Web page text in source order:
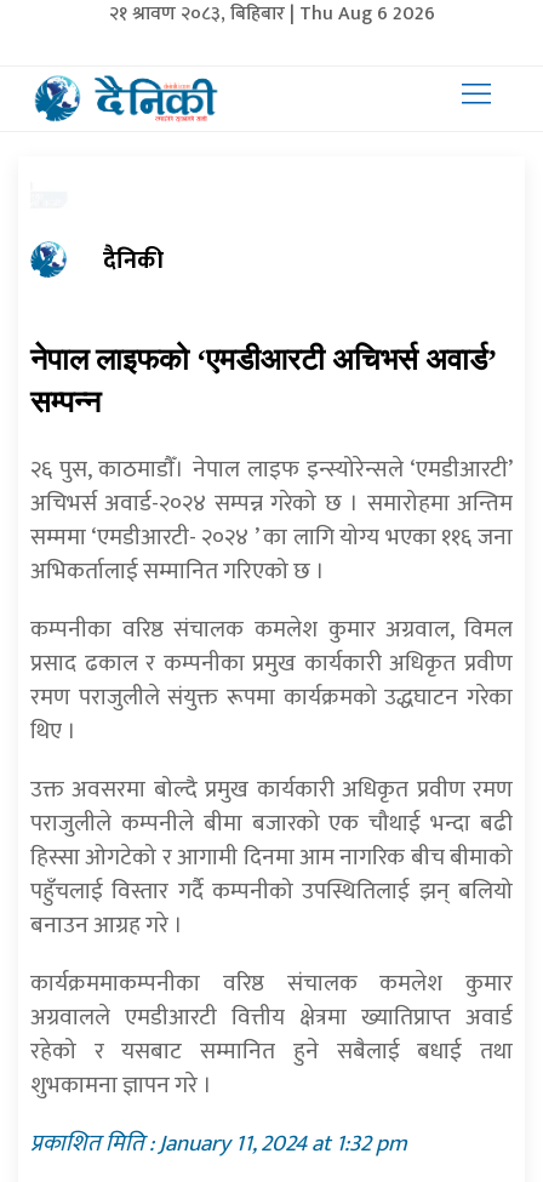
२१ श्रावण २०८३, बिहिबार | Thu Aug 6 2026
दैनिकी
नेपाल लाइफको ‘एमडीआरटी अचिभर्स अवार्ड’
सम्पन्न
२६ पुस, काठमाडाैँ। नेपाल लाइफ इन्स्योरेन्सले ‘एमडीआरटी’
अचिभर्स अवार्ड-२०२४ सम्पन्न गरेको छ । समारोहमा अन्तिम
सम्ममा ‘एमडीआरटी- २०२४ ’ का लागि योग्य भएका ११६ जना
अभिकर्तालाई सम्मानित गरिएको छ ।
कम्पनीका वरिष्ठ संचालक कमलेश कुमार अग्रवाल, विमल
प्रसाद ढकाल र कम्पनीका प्रमुख कार्यकारी अधिकृत प्रवीण
रमण पराजुलीले संयुक्त रूपमा कार्यक्रमको उद्धघाटन गरेका
थिए ।
उक्त अवसरमा बोल्दै प्रमुख कार्यकारी अधिकृत प्रवीण रमण
पराजुलीले कम्पनीले बीमा बजारको एक चौथाई भन्दा बढी
हिस्सा ओगटेको र आगामी दिनमा आम नागरिक बीच बीमाको
पहुँचलाई विस्तार गर्दै कम्पनीको उपस्थितिलाई झन् बलियो
बनाउन आग्रह गरे ।
कार्यक्रममाकम्पनीका वरिष्ठ संचालक कमलेश कुमार
अग्रवालले एमडीआरटी वित्तीय क्षेत्रमा ख्यातिप्राप्त अवार्ड
रहेको र यसबाट सम्मानित हुने सबैलाई बधाई तथा
शुभकामना ज्ञापन गरे ।
प्रकाशित मिति : January 11, 2024 at 1:32 pm